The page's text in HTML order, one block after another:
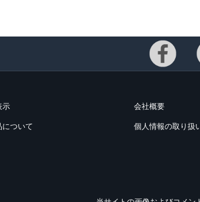
示 会社概要
ついて 個人情報の取り扱